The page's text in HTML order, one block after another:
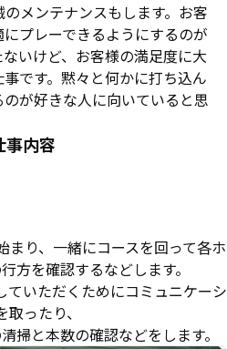
メンテナンスもします。お客
プレーできるようにするのが
いけど、お客様の満足度に大
です。黙々と何かに打ち込ん
が好きな人に向いていると思
事内容
まり、一緒にコースを回って各ホ
方を確認するなどします。
ていただくためにコミュニケーシ
取ったり、
掃と本数の確認などをします。